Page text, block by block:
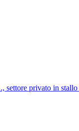
settore privato in stallo